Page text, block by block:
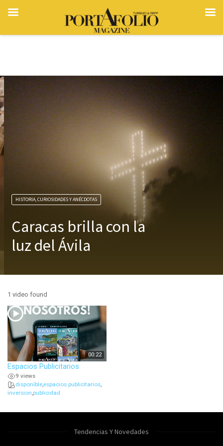
HISTORIA, CURIOSIDADES Y ANÉCDOTAS
Caracas brilla con la
luz del Ávila
1 video found
00:22
Espacios Publicitarios
9 views
disponible,espacios publicitarios,
inversion,publicidad
Tendencias Y Novedades